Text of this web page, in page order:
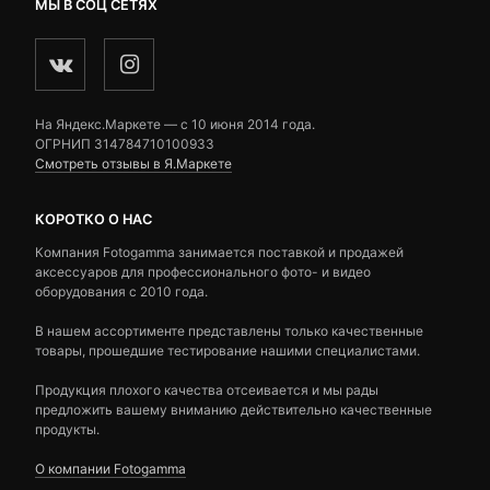
МЫ В СОЦ СЕТЯХ
На Яндекс.Маркете — c 10 июня 2014 года.
ОГРНИП 314784710100933
Смотреть отзывы в Я.Маркете
КОРОТКО О НАС
Компания Fotogamma занимается поставкой и продажей
аксессуаров для профессионального фото- и видео
оборудования с 2010 года.
В нашем ассортименте представлены только качественные
товары, прошедшие тестирование нашими специалистами.
Продукция плохого качества отсеивается и мы рады
предложить вашему вниманию действительно качественные
продукты.
О компании Fotogamma